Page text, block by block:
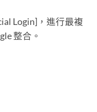
Login]，進行最複
整合。